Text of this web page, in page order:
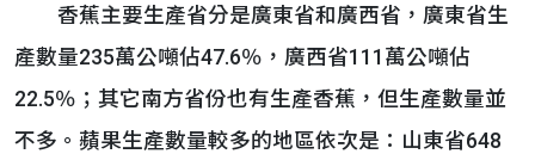
香蕉主要生產省分是廣東省和廣西省，廣東省生
產數量235萬公噸佔47.6％，廣西省111萬公噸佔
22.5％；其它南方省份也有生產香蕉，但生產數量並
不多。蘋果生產數量較多的地區依次是：山東省648